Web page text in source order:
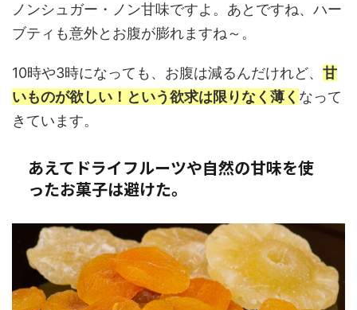
ノンシュガー・ノン甘味ですよ。あとですね、ハー
ブティも意外とお腹が膨れますね～。
10時や3時になっても、お腹は減るんだけれど、 甘
いものが欲しい！という欲求は限りなく薄く なって
きています。
あえてドライフルーツや自然の甘味を使
ったお菓子は避けた。